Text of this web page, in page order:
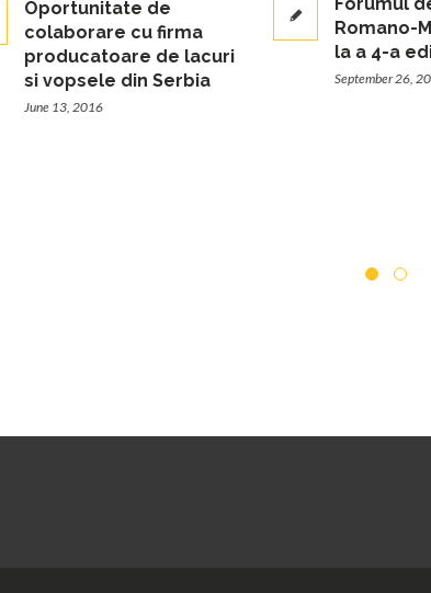
Oportunitate de
colaborare cu firma
producatoare de lacuri
si vopsele din Serbia
June 13, 2016
Romano-
la a 4-a editie
September 26, 2016